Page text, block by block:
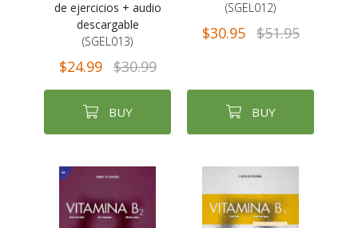
de ejercicios + audio
descargable
(SGEL013)
$24.99 $30.99
BUY
(SGEL012)
$30.95 $51.95
BUY